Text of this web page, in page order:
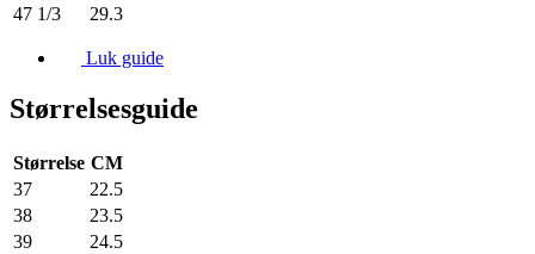
47 1/3
29.3
Luk guide
Størrelsesguide
Størrelse CM
37
22.5
38
23.5
39
24.5